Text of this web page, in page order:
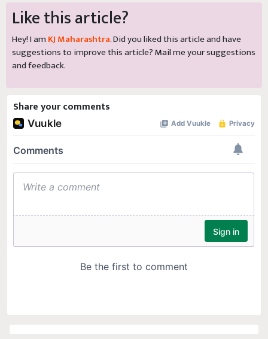
Like this article?
Hey! I am KJ Maharashtra. Did you liked this article and have
suggestions to improve this article?Mailme your suggestions
and feedback.
Share your comments